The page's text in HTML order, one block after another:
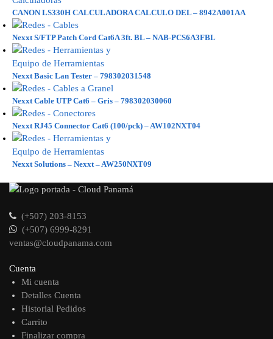
CANON LS330H CALCULADORA CALCULO DEL – 8942A001AA
Nexxt S/FTP Patch Cord Cat6A 3ft. BL – NAB-PCS6A3FBL
Nexxt Basic Lan Tester – 798302031548
Nexxt Cable UTP Cat6 – Gris – 798302030060
Nexxt RJ45 Connector Cat6 (100/pck) – AW102NXT04
Nexxt Solutions – Nexxt – AW250NXT09
(+507) 203-8153
(+507) 6999-8291
ventas@cloudpanama.com
Cuenta
Mi cuenta
Detalles Cuenta
Historial Pedidos
Carrito
Finalizar compra